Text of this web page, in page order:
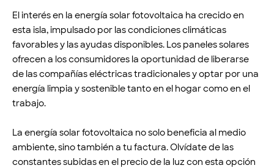
El interés en la energía solar fotovoltaica ha crecido en
esta isla, impulsado por las condiciones climáticas
favorables y las ayudas disponibles. Los paneles solares
ofrecen a los consumidores la oportunidad de liberarse
de las compañías eléctricas tradicionales y optar por una
energía limpia y sostenible tanto en el hogar como en el
trabajo.
La energía solar fotovoltaica no solo beneficia al medio
ambiente, sino también a tu factura. Olvídate de las
constantes subidas en el precio de la luz con esta opción